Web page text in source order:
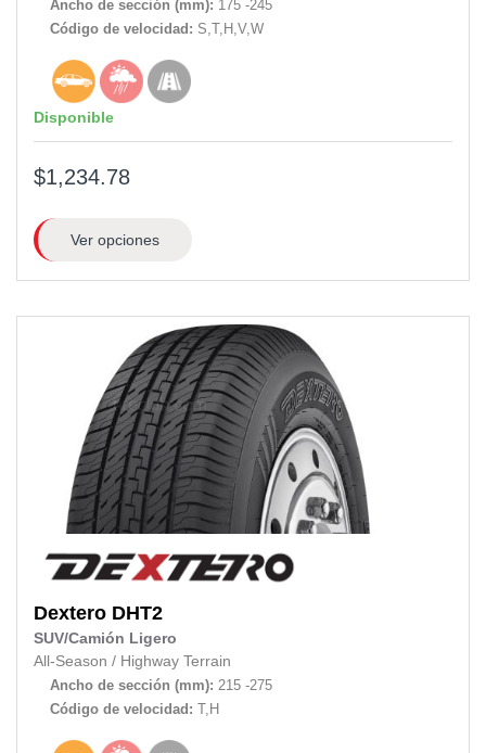
Ancho de sección (mm): 175 -245
Código de velocidad: S,T,H,V,W
Disponible
$1,234.78
Ver opciones
Dextero DHT2
SUV/Camión Ligero
All-Season / Highway Terrain
Ancho de sección (mm): 215 -275
Código de velocidad: T,H